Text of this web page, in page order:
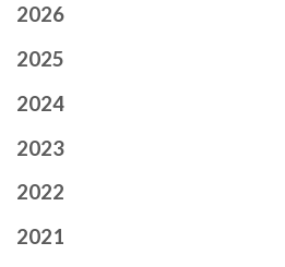
2026
2025
2024
2023
2022
2021